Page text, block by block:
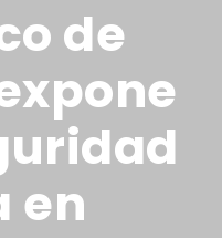
de
en